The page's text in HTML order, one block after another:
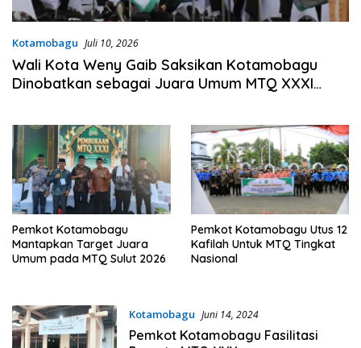
Kotamobagu Juli 10, 2026
Wali Kota Weny Gaib Saksikan Kotamobagu
Dinobatkan sebagai Juara Umum MTQ XXXI
Pemkot Kotamobagu
Mantapkan Target Juara
Umum pada MTQ Sulut 2026
Pemkot Kotamobagu Utus 12
Kafilah Untuk MTQ Tingkat
Nasional
Kotamobagu Juni 14, 2024
Pemkot Kotamobagu Fasilitasi